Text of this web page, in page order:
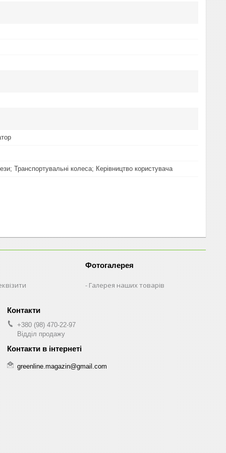
Транспортувальні колеса; Керівництво користувача
Фотогалерея
Галерея наших товарів
+380 (98) 470-22-97
Відділ продажу
greenline.magazin@gmail.com